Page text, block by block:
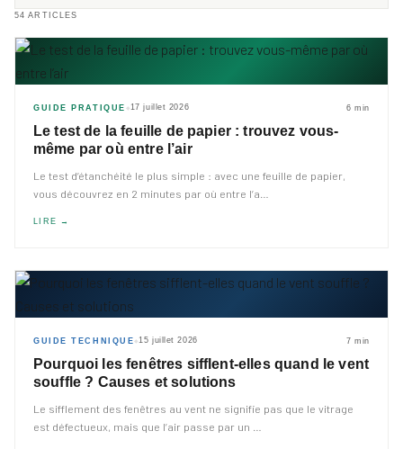
54 ARTICLES
GUIDE PRATIQUE ◆17 juillet 2026 6 min
Le test de la feuille de papier : trouvez vous-
même par où entre l’air
Le test d’étanchéité le plus simple : avec une feuille de papier,
vous découvrez en 2 minutes par où entre l’a
LIRE →
GUIDE TECHNIQUE ◆15 juillet 2026 7 min
Pourquoi les fenêtres sifflent-elles quand le vent
souffle ? Causes et solutions
Le sifflement des fenêtres au vent ne signifie pas que le vitrage
est défectueux, mais que l’air passe par un